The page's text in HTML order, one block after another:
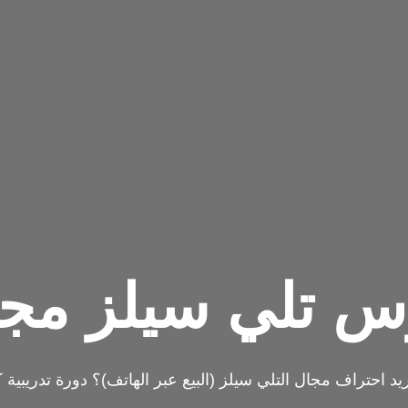
تلي سيلز
احتراف مجال التلي سيلز (البيع عبر الهاتف)؟ دورة تدريبية